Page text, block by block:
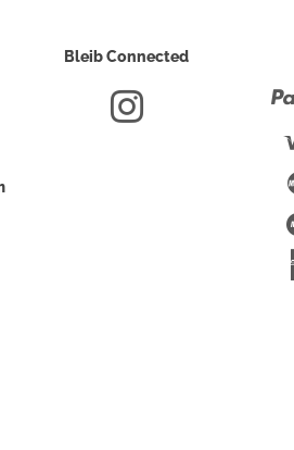
Bleib Connected